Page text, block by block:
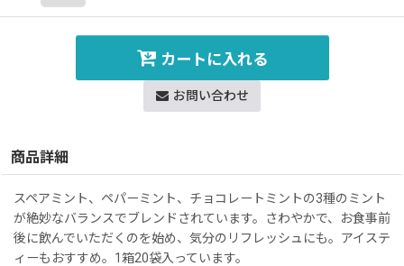
カートに入れる
お問い合わせ
商品詳細
スペアミント、ペパーミント、チョコレートミントの3種のミント
が絶妙なバランスでブレンドされています。さわやかで、お食事前
後に飲んでいただくのを始め、気分のリフレッシュにも。アイステ
ィーもおすすめ。1箱20袋入っています。